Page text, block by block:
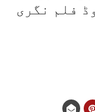
فلم نگری